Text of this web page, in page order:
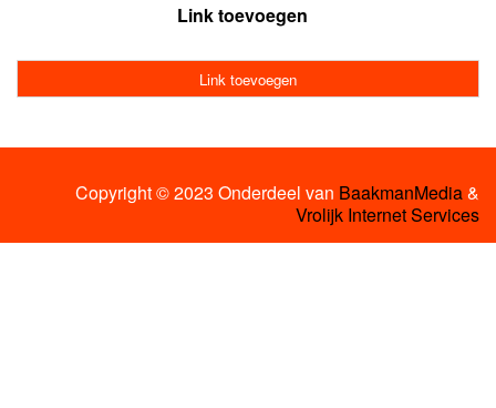
Link toevoegen
Link toevoegen
Copyright © 2023 Onderdeel van BaakmanMedia&
Vrolijk Internet Services